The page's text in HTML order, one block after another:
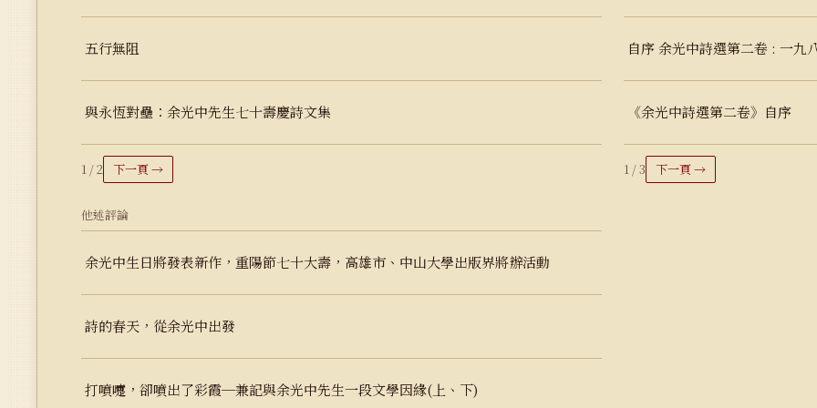
五行無阻
與永恆對壘：余光中先生七十壽慶詩文集
1 / 2 下一頁 →
自序 余光中詩選第二卷 : 一九
《余光中詩選第二卷》自序
1 / 3 下一頁 →
他述評論
余光中生日將發表新作，重陽節七十大壽，高雄市、中山大學出版界將辦活動
詩的春天，從余光中出發
打噴嚏，卻噴出了彩霞─兼記與余光中先生一段文學因緣(上、下)